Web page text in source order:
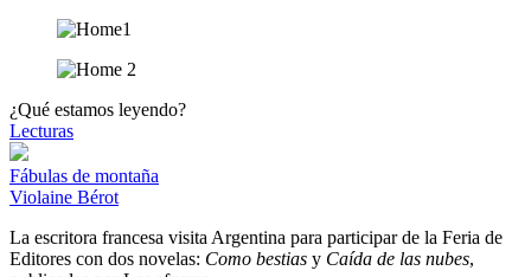
¿Qué estamos leyendo?
Lecturas
Fábulas de montaña
Violaine Bérot
La escritora francesa visita Argentina para participar de la Feria de
Editores con dos novelas: Como bestias y Caída de las nubes,